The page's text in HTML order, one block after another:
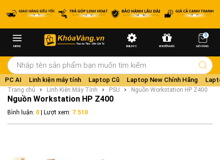
MENU BUILD PC KHUYẾN MÃI
0
GIỎ HÀNG
PC AI Linh kiện máy tính Laptop Cũ Laptop New Chính Hãng
Trang chủ Linh Kiện Máy Tính PSU Nguồn Workstation HP Z400
Nguồn Workstation HP Z400
Bình luận: 0 | Lượt xem: 7.510